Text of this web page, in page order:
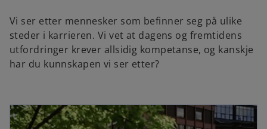
Vi ser etter mennesker som befinner seg på ulike
steder i karrieren. Vi vet at dagens og fremtidens
utfordringer krever allsidig kompetanse, og kanskje
har du kunnskapen vi ser etter?